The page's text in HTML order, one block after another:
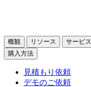
概観 リソース サービス
購入方法
見積もり依頼
デモのご依頼